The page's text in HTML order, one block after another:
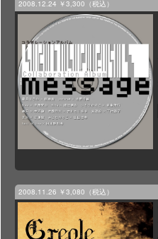
2008.12.24 ￥3,300（税込）
2008.11.26 ￥3,080（税込）